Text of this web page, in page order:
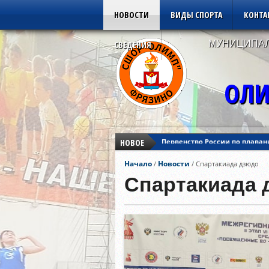
НОВОСТИ ВИДЫ СПОРТА
СВЕДЕНИЯ
НОВОЕ
Первенство России по
Кубок Азии по дзюдо
Кубок Европы по дзюдо
Начало / Новости / Спартакиада дзюдо
Спартакиада